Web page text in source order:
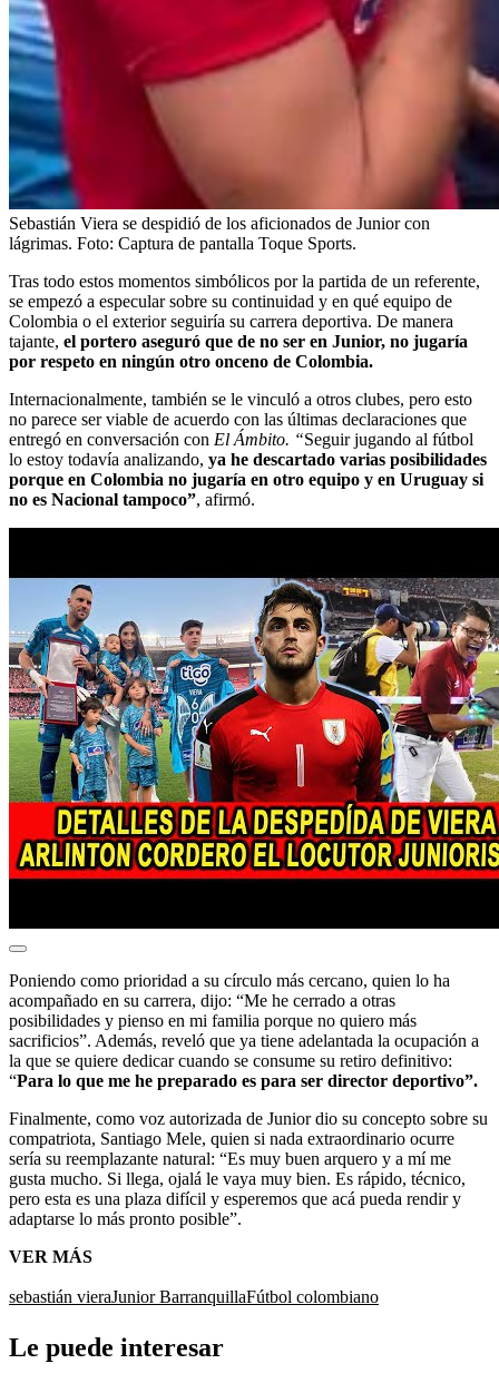
Sebastián Viera se despidió de los aficionados de Junior con
lágrimas. Foto: Captura de pantalla Toque Sports.
Tras todo estos momentos simbólicos por la partida de un referente,
se empezó a especular sobre su continuidad y en qué equipo de
Colombia o el exterior seguiría su carrera deportiva. De manera
tajante, el portero aseguró que de no ser en Junior, no jugaría
por respeto en ningún otro onceno de Colombia.
Internacionalmente, también se le vinculó a otros clubes, pero esto
no parece ser viable de acuerdo con las últimas declaraciones que
entregó en conversación con El Ámbito. “Seguir jugando al fútbol
lo estoy todavía analizando, ya he descartado varias posibilidades
porque en Colombia no jugaría en otro equipo y en Uruguay si
no es Nacional tampoco”, afirmó.
Poniendo como prioridad a su círculo más cercano, quien lo ha
acompañado en su carrera, dijo: “Me he cerrado a otras
posibilidades y pienso en mi familia porque no quiero más
sacrificios”. Además, reveló que ya tiene adelantada la ocupación a
la que se quiere dedicar cuando se consume su retiro definitivo:
“Para lo que me he preparado es para ser director deportivo”.
Finalmente, como voz autorizada de Junior dio su concepto sobre su
compatriota, Santiago Mele, quien si nada extraordinario ocurre
sería su reemplazante natural: “Es muy buen arquero y a mí me
gusta mucho. Si llega, ojalá le vaya muy bien. Es rápido, técnico,
pero esta es una plaza difícil y esperemos que acá pueda rendir y
adaptarse lo más pronto posible”.
VER MÁS
sebastián vieraJunior BarranquillaFútbol colombiano
Le puede interesar